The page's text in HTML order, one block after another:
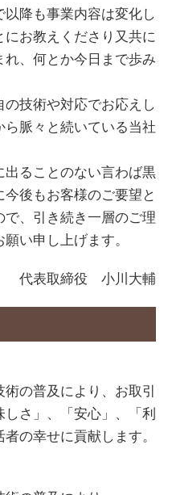
降も事業内容は変化し
お教えくださり又共に
、何とか今日まで歩み
技術や対応でお応えし
脈々と続いている当社
ることのない言わば黒
後もお客様のご要望と
、引き続き一層のご理
い申し上げます。
代表取締役 小川大輔
の普及により、お取引
さ」、「安心」、「利
の幸せに貢献します。